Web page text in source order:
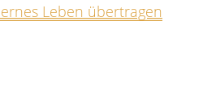
Leben übertragen